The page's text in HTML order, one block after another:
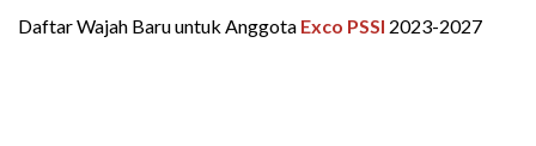
Daftar Wajah Baru untuk Anggota Exco PSSI 2023-2027